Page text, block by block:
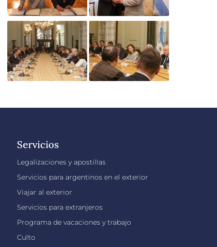
Servicios
Legalizaciones y apostillas
Servicios para argentinos en el exterior
Viajar al exterior
Servicios para extranjeros
Programa de vacaciones y trabajo
Culto